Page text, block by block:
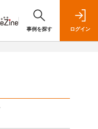
事例を探す ログイン